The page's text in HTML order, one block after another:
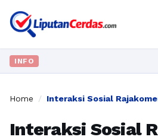
INFO
Home / Interaksi Sosial
Interaksi Sosial